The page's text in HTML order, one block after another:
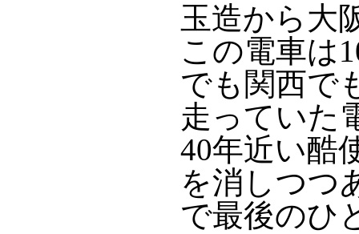
玉造から大
この電車は
でも関西で
走っていた
40年近い酷
を消しつつ
で最後のひ